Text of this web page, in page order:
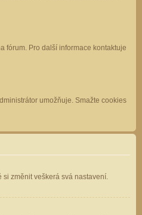
fórum. Pro další informace kontaktuje
umožňuje. Smažte cookies
změnit veškerá svá nastavení.